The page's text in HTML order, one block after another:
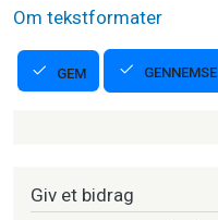
Om tekstformater
GEM GENNEMSE
Giv et bidrag